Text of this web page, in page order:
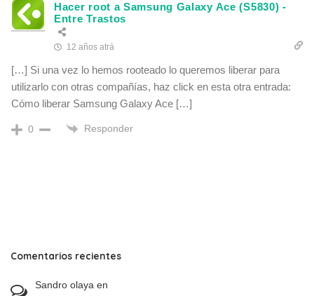
Hacer root a Samsung Galaxy Ace (S5830) -
Entre Trastos
12 años atrá
[…] Si una vez lo hemos rooteado lo queremos liberar para
utilizarlo con otras compañías, haz click en esta otra entrada:
Cómo liberar Samsung Galaxy Ace […]
0 Responder
Comentarios recientes
Sandro olaya en